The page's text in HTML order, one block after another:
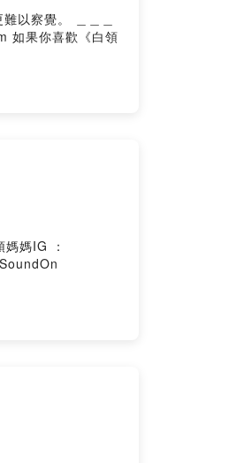
。 ＿＿＿
--Hosting provided by SoundOn